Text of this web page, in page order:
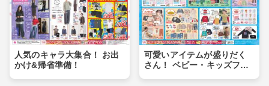
人気のキャラ大集合！ お出
かけ&帰省準備！
可愛いアイテムが盛りだく
さん！ ベビー・キッズフェ